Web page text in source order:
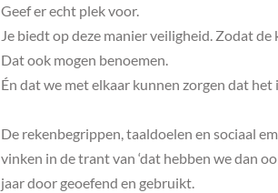
Geef er echt plek voor.
Je biedt op deze manier veiligheid. Zodat
Dat ook mogen benoemen.
Én dat we met elkaar kunnen zorgen dat
De rekenbegrippen, taaldoelen en sociaal
vinken in de trant van ‘dat hebben we dan
jaar door geoefend en gebruikt.